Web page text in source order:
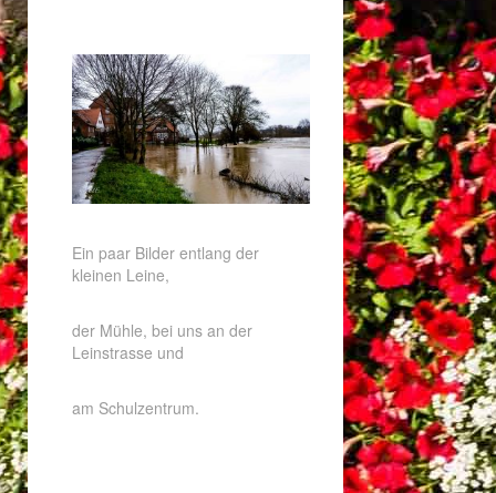
Ein paar Bilder entlang der
kleinen Leine,
der Mühle, bei uns an der
Leinstrasse und
am Schulzentrum.